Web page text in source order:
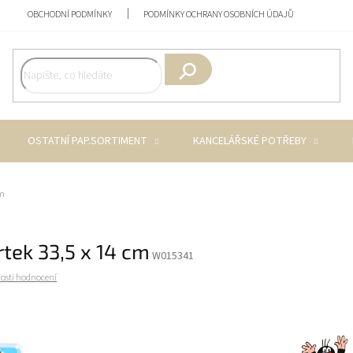
OBCHODNÍ PODMÍNKY PODMÍNKY OCHRANY OSOBNÍCH ÚDAJŮ
Hledat
OSTATNÍ PAP.SORTIMENT KANCELÁŘSKÉ POTŘEBY
33,5 x 14 cm W015341
hodnocení